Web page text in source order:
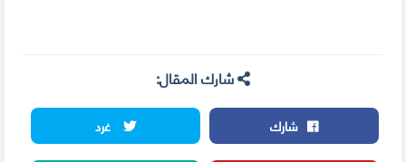
شارك المقال:
شارك
غرد